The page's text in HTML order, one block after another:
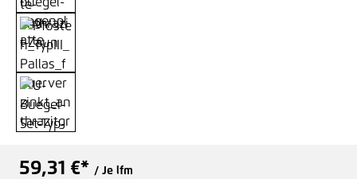
59,31 €* / Je lfm